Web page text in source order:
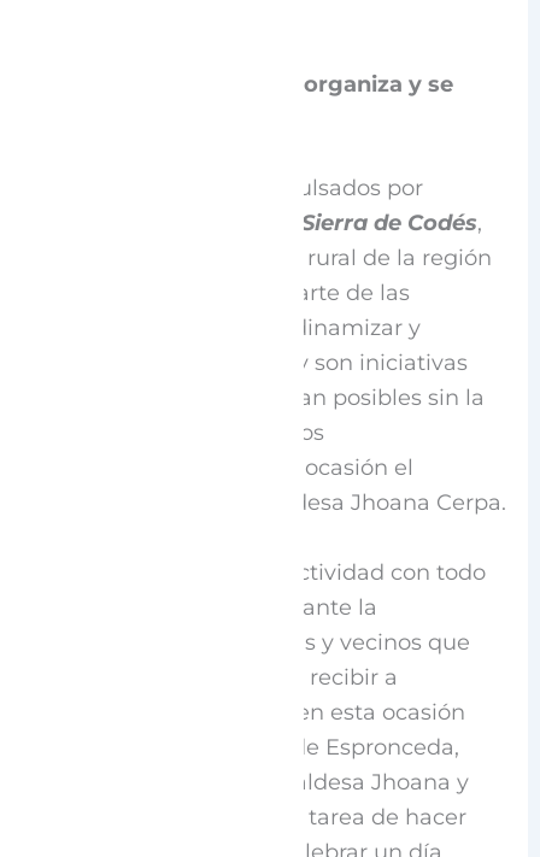
Una comunidad que se organiza y se
Estos Mercados son impulsados por
Tejiendo Caminos en la Sierra de Codés,
el proyecto de desarrollo rural de la región
que los auspicia como parte de las
acciones previstas para dinamizar y
promover nuestra zona, y son iniciativas
que desde luego, no serían posibles sin la
colaboración directa de los
, en esta ocasión el
encabezado por la Alcaldesa Jhoana Cerpa.
Para llevar a cabo esta actividad con todo
lo que implica, es importante la
determinación de vecinas y vecinos que
quieran organizarse para recibir a
artesanos y visitantes, y en esta ocasión
fueron algunas vecinas de Espronceda,
quienes junto con la Alcaldesa Jhoana y
, se dieron a la tarea de hacer